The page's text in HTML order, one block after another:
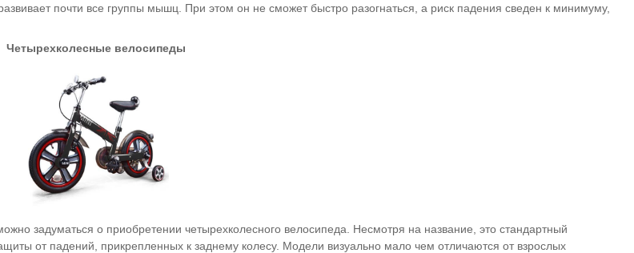
почти все группы мышц. При этом он не сможет быстро разогнаться, а риск падения сведен к минимуму,
Четырехколесные велосипеды
задуматься о приобретении четырехколесного велосипеда. Несмотря на название, это стандартный
от падений, прикрепленных к заднему колесу. Модели визуально мало чем отличаются от взрослых